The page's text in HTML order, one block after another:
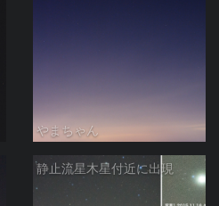
やまちゃん
静止流星木星付近に出現